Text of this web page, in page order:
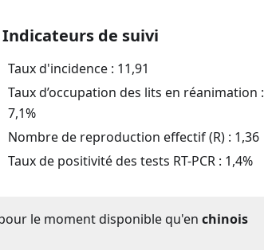
Indicateurs de suivi
Taux d'incidence : 11,91
Taux d’occupation des lits en réanimation :
7,1%
Nombre de reproduction effectif (R) : 1,36
Taux de positivité des tests RT-PCR : 1,4%
le moment disponible qu'en chinois